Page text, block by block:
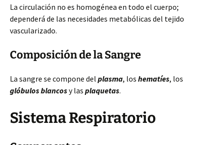
La circulación no es homogénea en todo el cuerpo;
dependerá de las necesidades metabólicas del tejido
vascularizado.
Composición de la Sangre
La sangre se compone del plasma, los hematíes, los
glóbulos blancosy las plaquetas.
Sistema Respiratorio